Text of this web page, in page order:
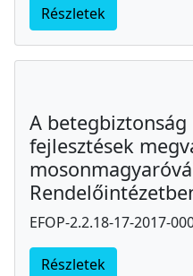
Részletek
A betegbiztonság
fejlesztések
EFOP-2.2.18-17-2017-
Részletek